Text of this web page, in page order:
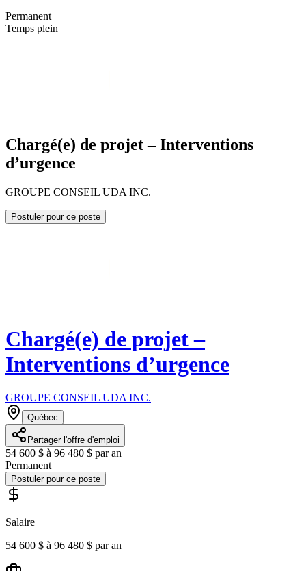
Permanent
Temps plein
Chargé(e) de projet – Interventions
d’urgence
GROUPE CONSEIL UDA INC.
Postuler pour ce poste
Chargé(e) de projet –
Interventions d’urgence
GROUPE CONSEIL UDA INC.
Québec
Partager l'offre d'emploi
54 600 $ à 96 480 $ par an
Permanent
Postuler pour ce poste
Salaire
54 600 $ à 96 480 $ par an